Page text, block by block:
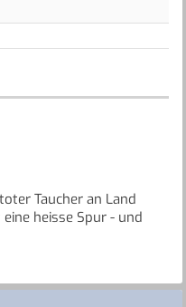
Taucher an Land
heisse Spur - und